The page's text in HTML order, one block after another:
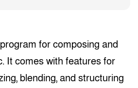
for composing and
It comes with features for
blending, and structuring